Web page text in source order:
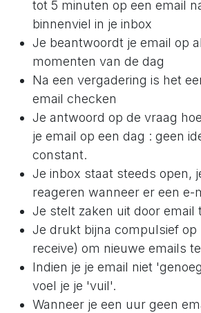
tot 5 minuten op een email
binnenviel in je inbox
Je beantwoordt je email op
momenten van de dag
Na een vergadering is het
email checken
Je antwoord op de vraag
je email op een dag : geen
constant.
Je inbox staat steeds open,
reageren wanneer er een e-
Je stelt zaken uit door email
Je drukt bijna compulsief op
receive) om nieuwe emails
Indien je je email niet
voel je je 'vuil'.
Wanneer je een uur geen